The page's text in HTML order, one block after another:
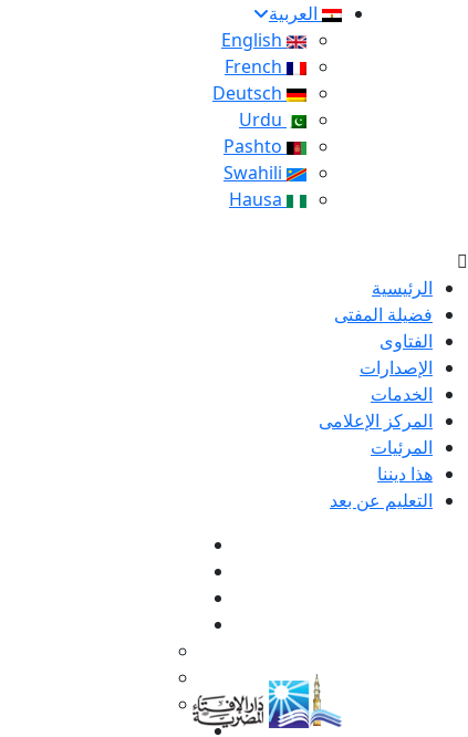
العربية
الرئيسية
فضيلة المفتى
الفتاوى
الإصدارات
الخدمات
المركز الإعلامى
المرئيات
هذا ديننا
التعليم عن بعد